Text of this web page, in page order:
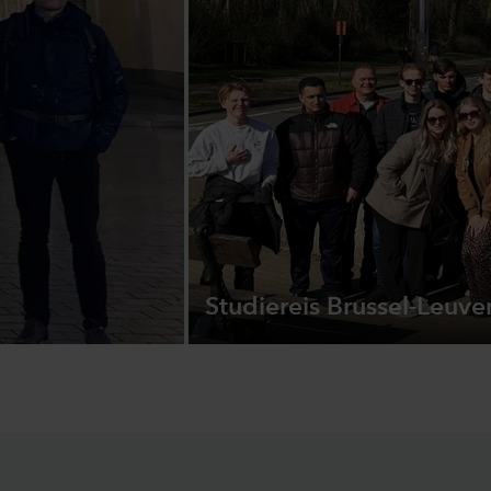
Studiereis Brussel-